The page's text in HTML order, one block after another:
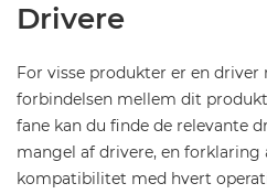
Drivere
For visse produkter er en
forbindelsen mellem dit
fane kan du finde de relevante
mangel af drivere, en
kompatibilitet med hvert